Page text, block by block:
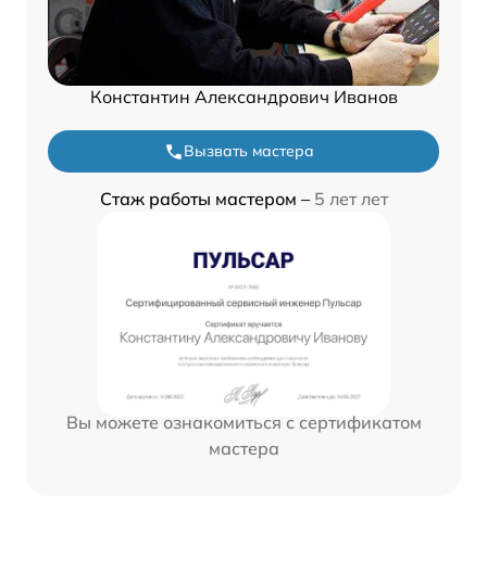
Константин Александрович Иванов
Вызвать мастера
Стаж работы мастером – 5 лет лет
Вы можете ознакомиться с сертификатом
мастера